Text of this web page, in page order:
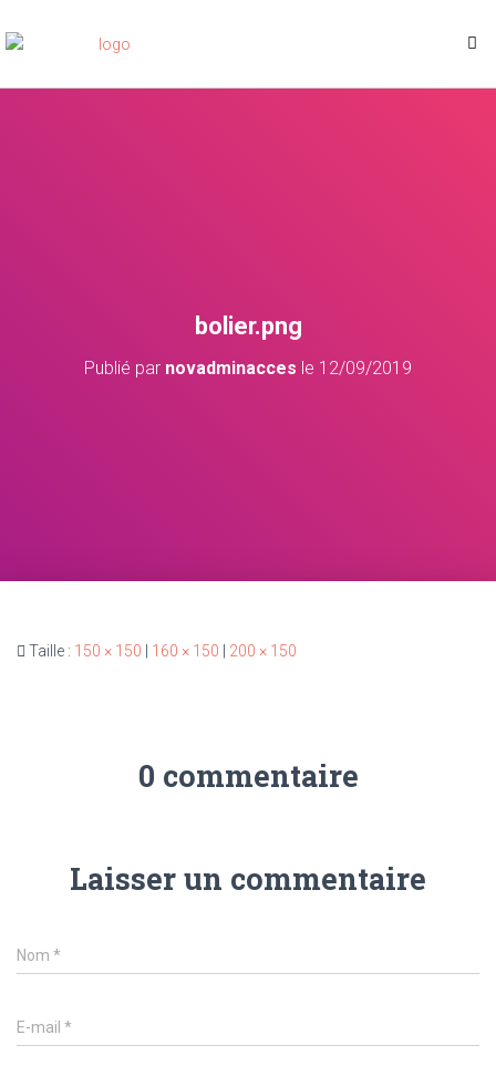
bolier.png
Publié par novadminacces le 12/09/2019
Taille : 150 × 150 160 × 150 200 × 150
0 commentaire
Laisser un commentaire
Nom *
E-mail *